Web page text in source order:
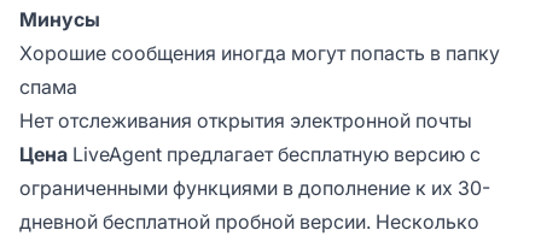
Минусы
Хорошие сообщения иногда могут попасть в папку
спама
Нет отслеживания открытия электронной почты
Цена LiveAgent предлагает бесплатную версию с
ограниченными функциями в дополнение к их 30-
дневной бесплатной пробной версии. Несколько